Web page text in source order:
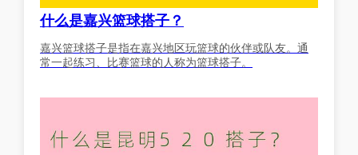
什么是嘉兴篮球搭子？
嘉兴篮球搭子是指在嘉兴地区玩篮球的伙伴或队友。通
常一起练习、比赛篮球的人称为篮球搭子。